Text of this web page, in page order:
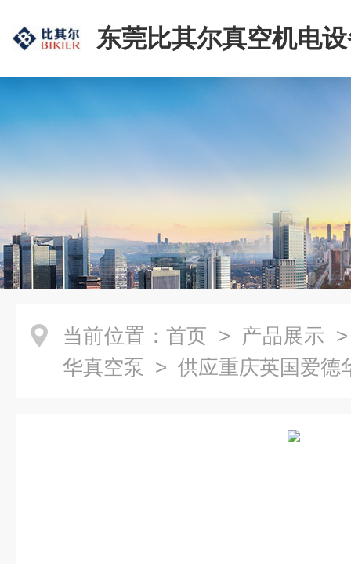
东莞比其尔真空机电
公司
当前位置： 首页 > 产品展示
华真空泵 > 供应重庆英国爱德